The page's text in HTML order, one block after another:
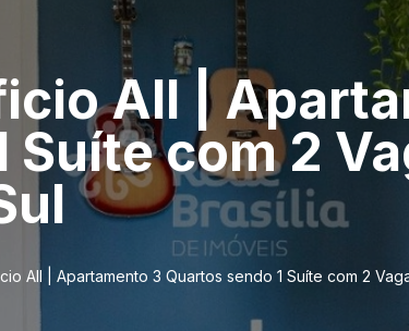
All |
Suíte com 2
All | Apartamento 3 Quartos sendo 1 Suíte com 2